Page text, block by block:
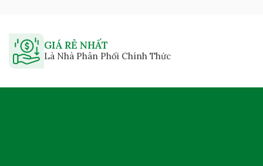
GIÁ RẺ NHẤT
Là Nhà Phân Phối Chính Thức